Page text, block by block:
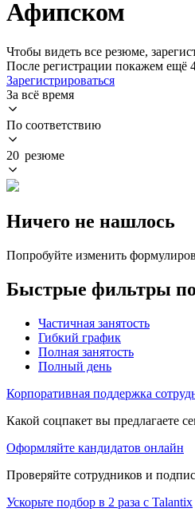
Афипском
Чтобы видеть все резюме,
После регистрации покажем ещё
Зарегистрироваться
За всё время
По соответствию
20 резюме
Ничего не нашлось
Попробуйте изменить
Быстрые фильтры
Частичная занятость
Гибкий график
Полная занятость
Полный день
Корпоративная поддержка
Какой соцпакет вы предлагаете
Оформляйте кандидатов онлайн
Проверяйте сотрудников и
Ускорьте подбор в 2 раза с Talantix